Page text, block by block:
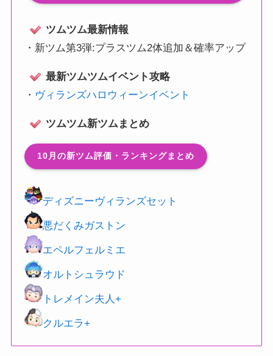
ツムツム最新情報
・ 新ツム第3弾:プラスツム2体追加＆確率アップ
最新ツムツムイベント攻略
・ ヴィランズハロウィーンイベント
ツムツム新ツムまとめ
10月の新ツム評価・ランキングまとめ
ディズニーヴィランズセット
悪だくみガストン
エペルフェルミエ
オルトシュラウド
トレメイン夫人+
クルエラ+